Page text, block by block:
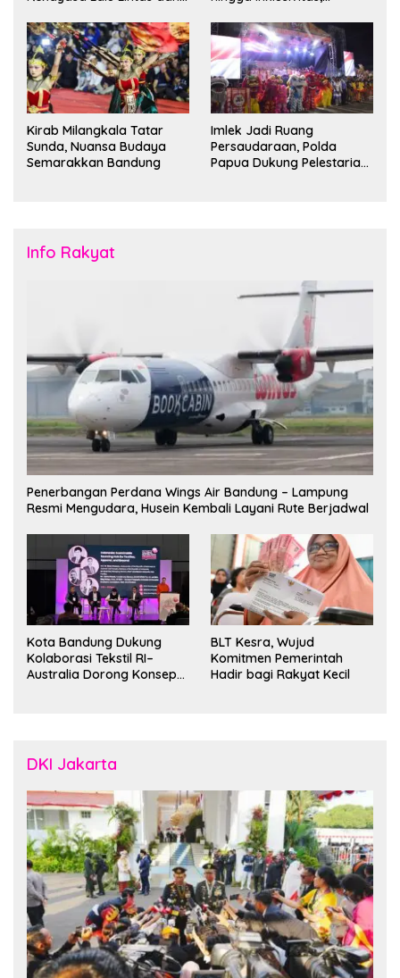
Duta Besar
Kirab Milangkala Tatar
Sunda, Nuansa Budaya
Semarakkan Bandung
Imlek Jadi Ruang
Persaudaraan, Polda
Papua Dukung Pelestarian
Info Rakyat
Penerbangan Perdana Wings Air Bandung – Lampung
Resmi Mengudara, Husein Kembali Layani Rute Berjadwal
Kota Bandung Dukung
Kolaborasi Tekstil RI–
Australia Dorong Konsep
BLT Kesra, Wujud
Komitmen Pemerintah
Hadir bagi Rakyat Kecil
DKI Jakarta